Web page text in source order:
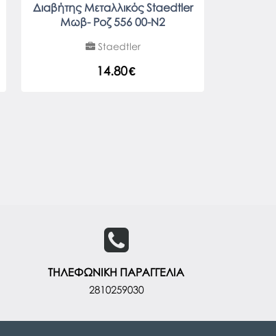
Διαβήτης Μεταλλικός Staedtler
Μωβ- Ροζ 556 00-N2
Staedtler
14.80€
ΤΗΛΕΦΩΝΙΚΗ ΠΑΡΑΓΓΕΛΙΑ
2810259030